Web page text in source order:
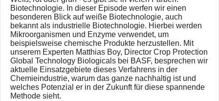
Biotechnologie. In dieser Episode werfen wir einen
besonderen Blick auf weiße Biotechnologie, auch
bekannt als industrielle Biotechnologie. Hierbei werden
Mikroorganismen und Enzyme verwendet, um
beispielsweise chemische Produkte herzustellen. Mit
unserem Experten Matthias Boy, Director Crop Protection
Global Technology Biologicals bei BASF, besprechen wir
aktuelle Einsatzgebiete dieses Verfahrens in der
Chemieindustrie, warum das ganze nachhaltig ist und
welches Potenzial er in der Zukunft für diese spannende
Methode sieht.